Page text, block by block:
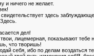
и ничего не желает.
здесь
дел!
лицемерная, показывают тебе
что творишь!
себя, ибо по делам воздаться